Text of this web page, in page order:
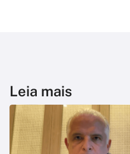
Leia mais